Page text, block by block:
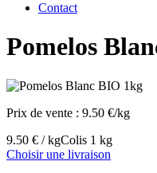
Contact
Pomelos
Prix de vente : 9.50 €/kg
9.50 € / kgColis 1 kg
Choisir une livraison